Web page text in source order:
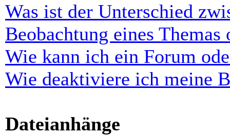
Was ist der Unterschied
Beobachtung eines Themas
Wie kann ich ein Forum
Wie deaktiviere ich meine
Dateianhänge